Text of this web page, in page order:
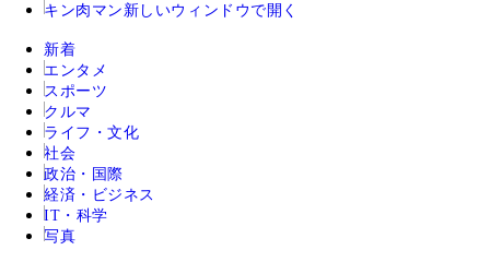
キン肉マン 新しいウィンドウで開く
新着
エンタメ
スポーツ
クルマ
ライフ・文化
社会
政治・国際
経済・ビジネス
IT・科学
写真